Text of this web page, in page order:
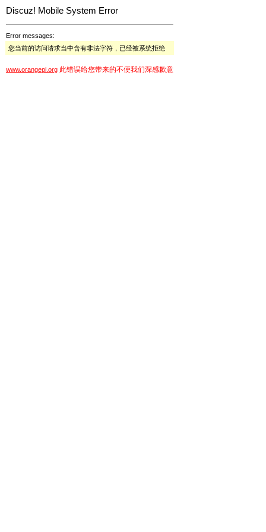
Discuz! Mobile System Error
Error messages:
您当前的访问请求当中含有非法字符，已经被系统拒绝
www.orangepi.org 此错误给您带来的不便我们深感歉意